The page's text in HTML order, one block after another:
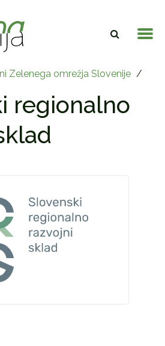
Zelenega omrežja Slovenije /
regionalno